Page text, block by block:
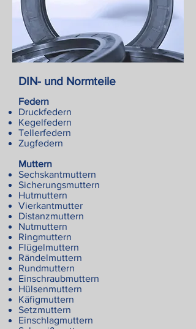
DIN- und Normteile
Federn
Druckfedern
Kegelfedern
Tellerfedern
Zugfedern
Muttern
Sechskantmuttern
Sicherungsmuttern
Hutmuttern
Vierkantmutter
Distanzmuttern
Nutmuttern
Ringmuttern
Flügelmuttern
Rändelmuttern
Rundmuttern
Einschraubmuttern
Hülsenmuttern
Käfigmuttern
Setzmuttern
Einschlagmuttern